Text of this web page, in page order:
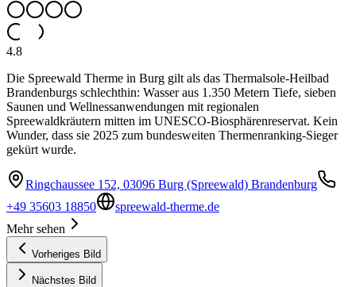
4.8
Die Spreewald Therme in Burg gilt als das Thermalsole-Heilbad
Brandenburgs schlechthin: Wasser aus 1.350 Metern Tiefe, sieben
Saunen und Wellnessanwendungen mit regionalen
Spreewaldkräutern mitten im UNESCO-Biosphärenreservat. Kein
Wunder, dass sie 2025 zum bundesweiten Thermenranking-Sieger
gekürt wurde.
Ringchaussee 152, 03096 Burg (Spreewald) Brandenburg
+49 35603 18850
spreewald-therme.de
Mehr sehen
Vorheriges Bild
Nächstes Bild